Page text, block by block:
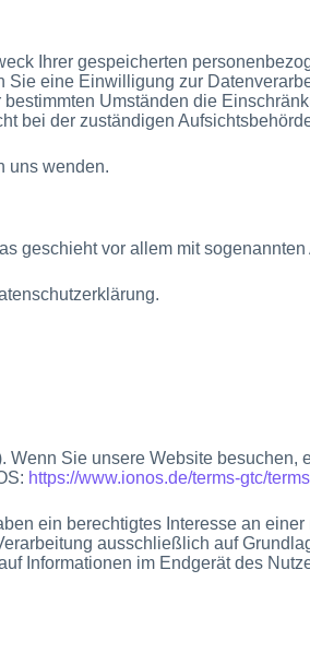
Ihrer gespeicherten
eine Einwilligung zur
Umständen die
bei der zuständigen
uns wenden.
geschieht vor allem mit
Sie unsere Website besuchen,
https://www.ionos.de/terms-gtc/
ein berechtigtes Interesse an
ausschließlich auf
Informationen im Endgerät des